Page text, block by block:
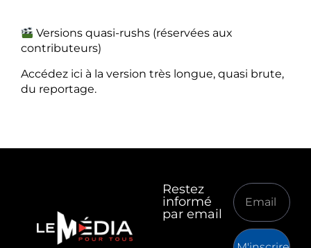
Versions quasi-rushs (réservées aux
contributeurs)
Accédez ici à la version très longue, quasi brute,
du reportage.
Restez
informé
par email